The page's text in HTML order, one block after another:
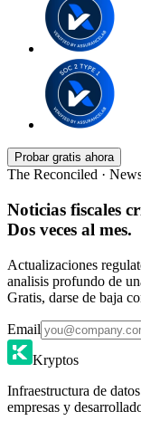
Probar gratis ahora
The Reconciled ·
Noticias fiscales
Dos veces al mes.
Actualizaciones
analisis profundo de
Gratis, darse de baja
Email
Kryptos
Infraestructura de
empresas y